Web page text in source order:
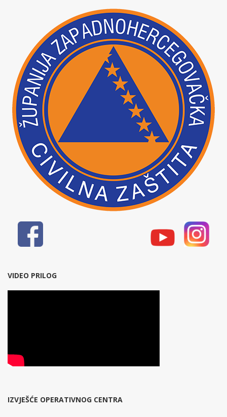
VIDEO PRILOG
IZVJEŠĆE OPERATIVNOG CENTRA